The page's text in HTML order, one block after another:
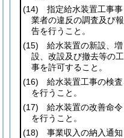
(14) 指定給水装置工事事
業者の違反の調査及び報
告を行うこと。
(15) 給水装置の新設、増
設、改設及び撤去等の工
事を許可すること。
(16) 給水装置工事の検査
を行うこと。
(17) 給水装置の改善命令
を行うこと。
(18) 事業収入の納入通知